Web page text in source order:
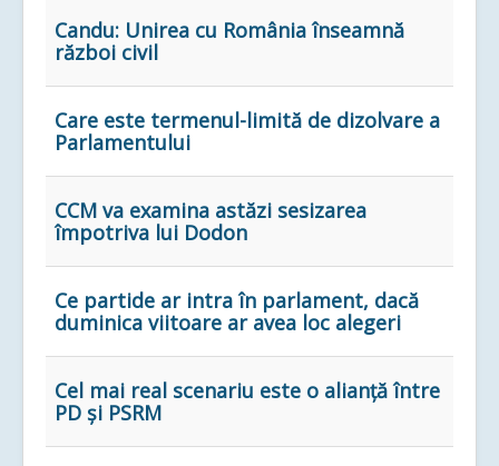
Candu: Unirea cu România înseamnă
război civil
Care este termenul-limită de dizolvare a
Parlamentului
CCM va examina astăzi sesizarea
împotriva lui Dodon
Ce partide ar intra în parlament, dacă
duminica viitoare ar avea loc alegeri
Cel mai real scenariu este o alianță între
PD și PSRM